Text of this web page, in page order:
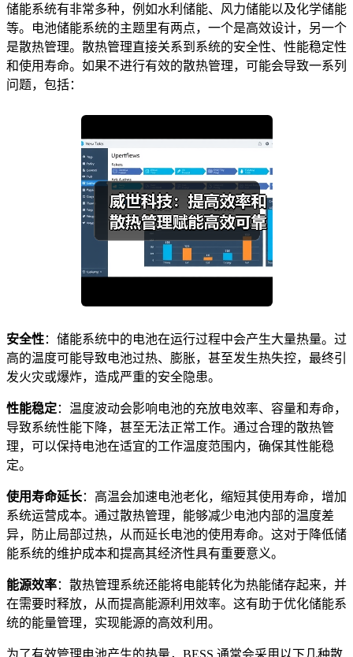
储能系统有非常多种，例如水利储能、风力储能以及化学储能
等。电池储能系统的主题里有两点，一个是高效设计，另一个
是散热管理。散热管理直接关系到系统的安全性、性能稳定性
和使用寿命。如果不进行有效的散热管理，可能会导致一系列
问题，包括：
安全性：储能系统中的电池在运行过程中会产生大量热量。过
高的温度可能导致电池过热、膨胀，甚至发生热失控，最终引
发火灾或爆炸，造成严重的安全隐患。
性能稳定：温度波动会影响电池的充放电效率、容量和寿命，
导致系统性能下降，甚至无法正常工作。通过合理的散热管
理，可以保持电池在适宜的工作温度范围内，确保其性能稳
定。
使用寿命延长：高温会加速电池老化，缩短其使用寿命，增加
系统运营成本。通过散热管理，能够减少电池内部的温度差
异，防止局部过热，从而延长电池的使用寿命。这对于降低储
能系统的维护成本和提高其经济性具有重要意义。
能源效率：散热管理系统还能将电能转化为热能储存起来，并
在需要时释放，从而提高能源利用效率。这有助于优化储能系
统的能量管理，实现能源的高效利用。
为了有效管理电池产生的热量，BESS 通常会采用以下几种散